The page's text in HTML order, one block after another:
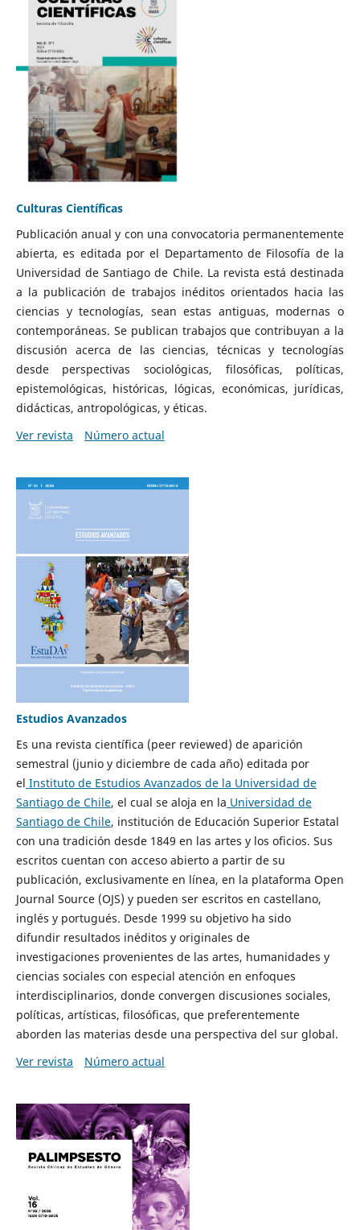
Culturas Científicas
Publicación anual y con una convocatoria permanentemente
abierta, es editada por el Departamento de Filosofía de la
Universidad de Santiago de Chile. La revista está destinada
a la publicación de trabajos inéditos orientados hacia las
ciencias y tecnologías, sean estas antiguas, modernas o
contemporáneas. Se publican trabajos que contribuyan a la
discusión acerca de las ciencias, técnicas y tecnologías
desde perspectivas sociológicas, filosóficas, políticas,
epistemológicas, históricas, lógicas, económicas, jurídicas,
didácticas, antropológicas, y éticas.
Ver revista
Número actual
Estudios Avanzados
Es una revista científica (peer reviewed) de aparición
semestral (junio y diciembre de cada año) editada por
el Instituto de Estudios Avanzados de la Universidad de
Santiago de Chile, el cual se aloja en la Universidad de
Santiago de Chile, institución de Educación Superior Estatal
con una tradición desde 1849 en las artes y los oficios. Sus
escritos cuentan con acceso abierto a partir de su
publicación, exclusivamente en línea, en la plataforma Open
Journal Source (OJS) y pueden ser escritos en castellano,
inglés y portugués. Desde 1999 su objetivo ha sido
difundir resultados inéditos y originales de
investigaciones provenientes de las artes, humanidades y
ciencias sociales con especial atención en enfoques
interdisciplinarios, donde convergen discusiones sociales,
políticas, artísticas, filosóficas, que preferentemente
aborden las materias desde una perspectiva del sur global.
Ver revista
Número actual